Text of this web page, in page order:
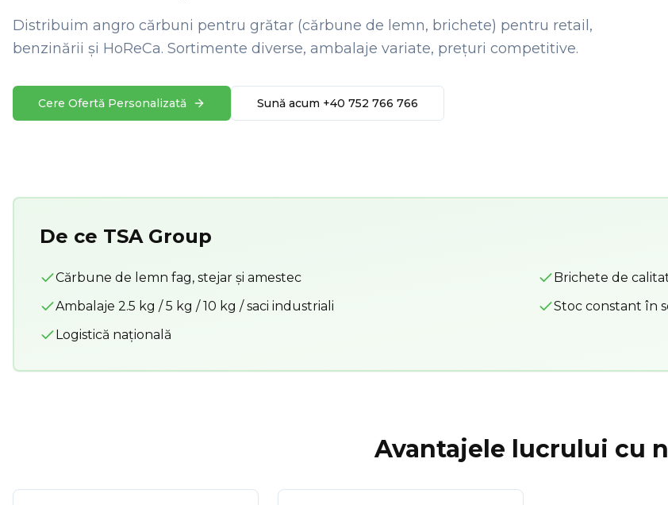
Distribuim angro cărbuni pentru grătar (cărbune de lemn, brichete) pentru retail,
benzinării și HoReCa. Sortimente diverse, ambalaje variate, prețuri competitive.
Cere Ofertă Personalizată Sună acum +40 752 766 766
De ce TSA Group
Cărbune de lemn fag, stejar și amestec
Brichete de
Ambalaje 2.5 kg / 5 kg / 10 kg / saci industriali
Stoc constant în
Logistică naţională
Avantajele lucrului cu